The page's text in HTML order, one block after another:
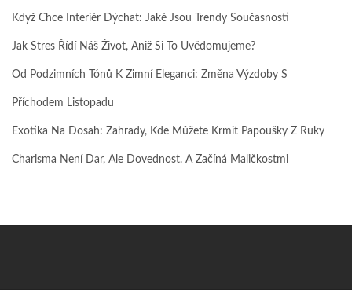
Když Chce Interiér Dýchat: Jaké Jsou Trendy Současnosti
Jak Stres Řídí Náš Život, Aniž Si To Uvědomujeme?
Od Podzimních Tónů K Zimní Eleganci: Změna Výzdoby S
Příchodem Listopadu
Exotika Na Dosah: Zahrady, Kde Můžete Krmit Papoušky Z Ruky
Charisma Není Dar, Ale Dovednost. A Začíná Maličkostmi